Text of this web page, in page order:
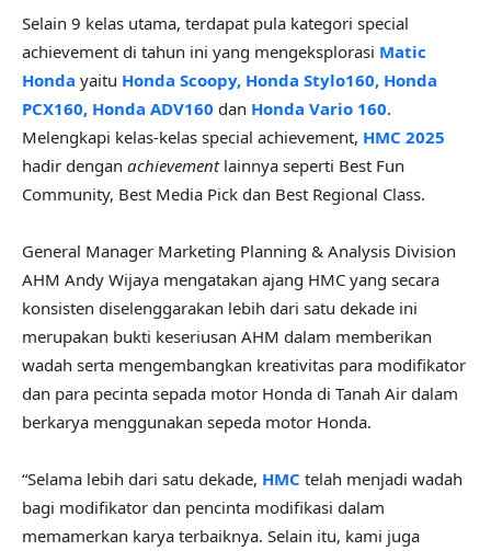
Selain 9 kelas utama, terdapat pula kategori special
achievement di tahun ini yang mengeksplorasi Matic
Honda yaitu Honda Scoopy, Honda Stylo160, Honda
PCX160, Honda ADV160 dan Honda Vario 160.
Melengkapi kelas-kelas special achievement, HMC 2025
hadir dengan achievementlainnya seperti Best Fun
Community, Best Media Pick dan Best Regional Class.
General Manager Marketing Planning & Analysis Division
AHM Andy Wijaya mengatakan ajang HMC yang secara
konsisten diselenggarakan lebih dari satu dekade ini
merupakan bukti keseriusan AHM dalam memberikan
wadah serta mengembangkan kreativitas para modifikator
dan para pecinta sepada motor Honda di Tanah Air dalam
berkarya menggunakan sepeda motor Honda.
“Selama lebih dari satu dekade, HMC telah menjadi wadah
bagi modifikator dan pencinta modifikasi dalam
memamerkan karya terbaiknya. Selain itu, kami juga